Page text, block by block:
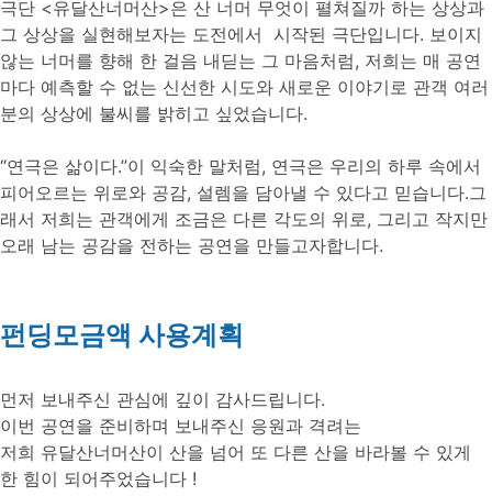
극단 <유달산너머산>은 산 너머 무엇이 펼쳐질까 하는 상상과
그 상상을 실현해보자는 도전에서 시작된 극단입니다. 보이지
않는 너머를 향해 한 걸음 내딛는 그 마음처럼, 저희는 매 공연
마다 예측할 수 없는 신선한 시도와 새로운 이야기로 관객 여러
분의 상상에 불씨를 밝히고 싶었습니다.
“연극은 삶이다.”이 익숙한 말처럼, 연극은 우리의 하루 속에서
피어오르는 위로와 공감, 설렘을 담아낼 수 있다고 믿습니다.그
래서 저희는 관객에게 조금은 다른 각도의 위로, 그리고 작지만
오래 남는 공감을 전하는 공연을 만들고자합니다.
펀딩모금액 사용계획
먼저 보내주신 관심에 깊이 감사드립니다.
이번 공연을 준비하며 보내주신 응원과 격려는
저희 유달산너머산이 산을 넘어 또 다른 산을 바라볼 수 있게
한 힘이 되어주었습니다 !